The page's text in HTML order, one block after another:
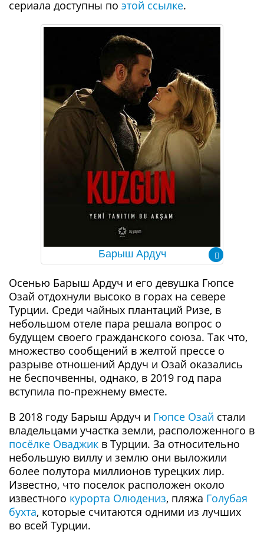
сериала доступны по этой ссылке.
Барыш Ардуч
Осенью Барыш Ардуч и его девушка Гюпсе
Озай отдохнули высоко в горах на севере
Турции. Среди чайных плантаций Ризе, в
небольшом отеле пара решала вопрос о
будущем своего гражданского союза. Так что,
множество сообщений в желтой прессе о
разрыве отношений Ардуч и Озай оказались
не беспочвенны, однако, в 2019 год пара
вступила по-прежнему вместе.
В 2018 году Барыш Ардуч и Гюпсе Озай стали
владельцами участка земли, расположенного в
посёлке Оваджик в Турции. За относительно
небольшую виллу и землю они выложили
более полутора миллионов турецких лир.
Известно, что поселок расположен около
известного курорта Олюдениз, пляжа Голубая
бухта, которые считаются одними из лучших
во всей Турции.